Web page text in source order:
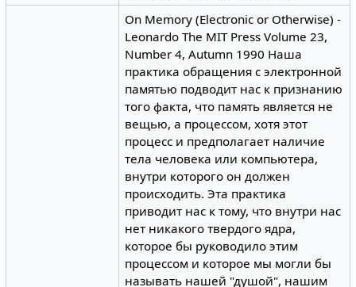
On Memory (Electronic or Otherwise) -
Leonardo The MIT Press Volume 23,
Number 4, Autumn 1990 Наша
практика обращения с электронной
памятью подводит нас к признанию
того факта, что память является не
вещью, а процессом, хотя этот
процесс и предполагает наличие
тела человека или компьютера,
внутри которого он должен
происходить. Эта практика
приводит нас к тому, что внутри нас
нет никакого твердого ядра,
которое бы руководило этим
процессом и которое мы могли бы
называть нашей "душой", нашим